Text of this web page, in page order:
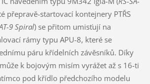
přepravě-startovací kontejnery PTŘS
9 Spiral) se přitom umisťují na
rámy typu APU-8, které se
páru křídelních závěsníků. Díky
k bojovým misím vyrážet až s 16-ti
pod křídlo předchozího modelu